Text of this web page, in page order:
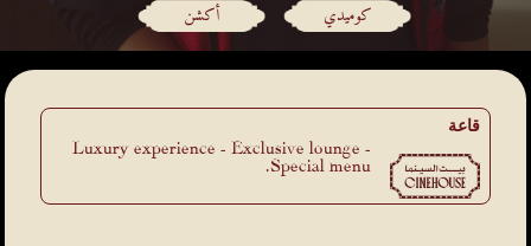
كوميدي أكشن
قاعة
Luxury experience - Exclusive lounge -
Special menu.